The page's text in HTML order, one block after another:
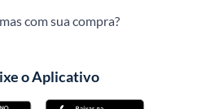
com sua compra?
o Aplicativo